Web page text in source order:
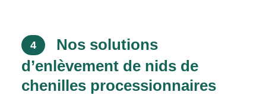
4
Nos solutions
d’enlèvement de nids de
chenilles processionnaires